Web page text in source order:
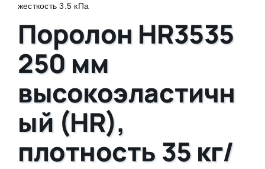
жесткость 3.5 кПа
Поролон HR3535
250 мм
высокоэластичн
ый (HR),
плотность 35 кг/